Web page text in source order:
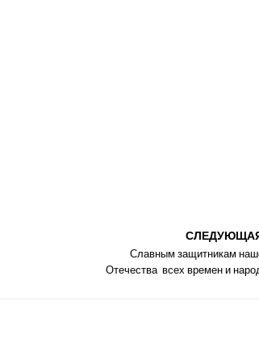
Славным защитникам
Отечества всех времен и